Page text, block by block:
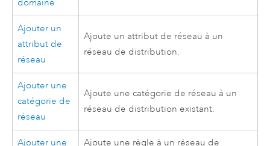
domaine
Ajouter un
attribut de
réseau
Ajoute un attribut de réseau à un
réseau de distribution.
Ajouter une
catégorie de
réseau
Ajoute une catégorie de réseau à un
réseau de distribution existant.
Ajouter une
Ajoute une règle à un réseau de